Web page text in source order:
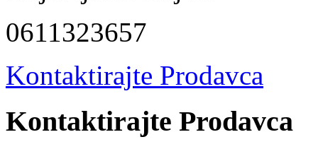
0611323657
Kontaktirajte Prodavca
Kontaktirajte Prodavca